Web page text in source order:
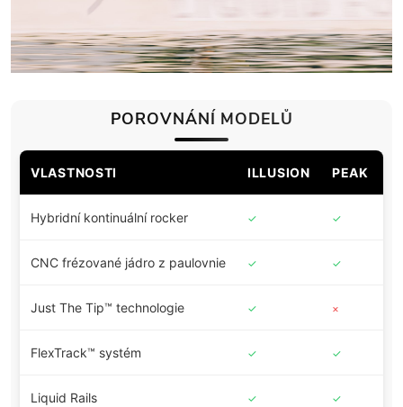
POROVNÁNÍ MODELŮ
VLASTNOSTI ILLUSION PEAK
Hybridní kontinuální rocker ✓ ✓
CNC frézované jádro z paulovnie ✓ ✓
Just The Tip™ technologie ✓ ×
FlexTrack™ systém ✓ ✓
Liquid Rails ✓ ✓